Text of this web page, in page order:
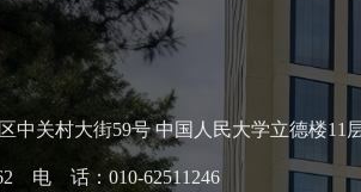
关村大街59号 中国人民大学立德楼11
电 话：010-62511246